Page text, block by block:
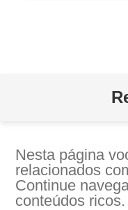
Nesta página
relacionados
Continue
conteúdos ricos.